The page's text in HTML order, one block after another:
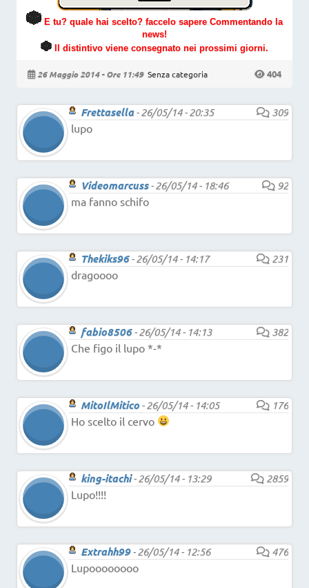
E tu? quale hai scelto? faccelo sapere Commentando la
news!
Il distintivo viene consegnato nei prossimi giorni.
26 Maggio 2014 - Ore 11:49 Senza categoria 404
Frettasella-26/05/14 - 20:35
309
lupo
Videomarcuss-26/05/14 - 18:46
92
ma fanno schifo
Thekiks96-26/05/14 - 14:17
231
dragoooo
fabio8506-26/05/14 - 14:13
382
Che figo il lupo *-*
MitoIlMitico -26/05/14 - 14:05
176
Ho scelto il cervo
king-itachi-26/05/14 - 13:29
2859
Lupo!!!!
Extrahh99-26/05/14 - 12:56
476
Lupoooooooo